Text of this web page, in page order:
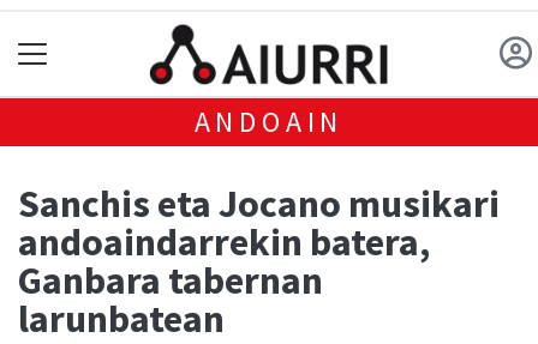
ANDOAIN
Sanchis eta Jocano musikari
andoaindarrekin batera,
Ganbara tabernan
larunbatean